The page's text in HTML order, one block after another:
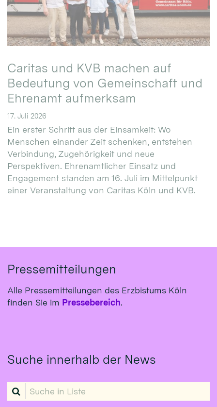
Caritas und KVB machen auf
Bedeutung von Gemeinschaft und
Ehrenamt aufmerksam
17. Juli 2026
Ein erster Schritt aus der Einsamkeit: Wo
Menschen einander Zeit schenken, entstehen
Verbindung, Zugehörigkeit und neue
Perspektiven. Ehrenamtlicher Einsatz und
Engagement standen am 16. Juli im Mittelpunkt
einer Veranstaltung von Caritas Köln und KVB.
Pressemitteilungen
Alle Pressemitteilungen des Erzbistums Köln
finden Sie im Pressebereich.
Suche innerhalb der News
Suche in Liste